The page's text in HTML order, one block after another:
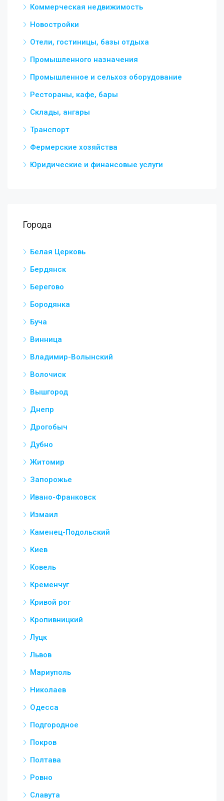
Коммерческая недвижимость
Новостройки
Отели, гостиницы, базы отдыха
Промышленного назначения
Промышленное и сельхоз оборудование
Рестораны, кафе, бары
Склады, ангары
Транспорт
Фермерские хозяйства
Юридические и финансовые услуги
Города
Белая Церковь
Бердянск
Берегово
Бородянка
Буча
Винница
Владимир-Волынский
Волочиск
Вышгород
Днепр
Дрогобыч
Дубно
Житомир
Запорожье
Ивано-Франковск
Измаил
Каменец-Подольский
Киев
Ковель
Кременчуг
Кривой рог
Кропивницкий
Луцк
Львов
Мариуполь
Николаев
Одесса
Подгородное
Покров
Полтава
Ровно
Славута